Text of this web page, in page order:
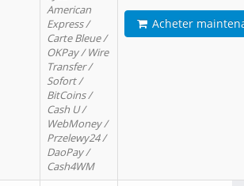
American
Express /
Carte Bleue /
OKPay / Wire
Transfer /
Sofort /
BitCoins /
Cash U /
WebMoney /
Przelewy24 /
DaoPay /
Cash4WM
Acheter